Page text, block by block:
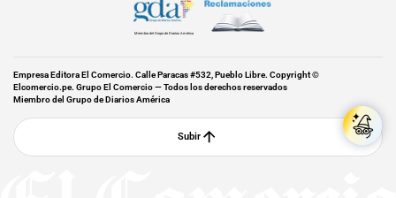
Miembro del Grupo de Diarios América
Empresa Editora El Comercio. Calle Paracas #532, Pueblo Libre. Copyright ©
Elcomercio.pe. Grupo El Comercio — Todos los derechos reservados
Miembro del Grupo de Diarios América
Subir